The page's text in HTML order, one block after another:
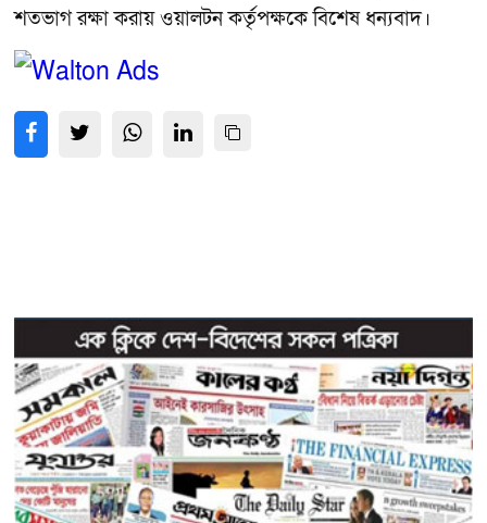
শতভাগ রক্ষা করায় ওয়ালটন কর্তৃপক্ষকে বিশেষ ধন্যবাদ।